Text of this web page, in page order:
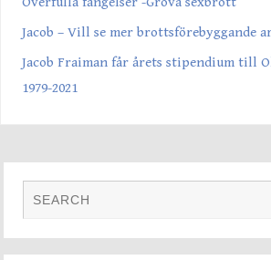
Jacob – Vill se mer brottsförebyggande
Jacob Fraiman får årets stipendium till
1979-2021